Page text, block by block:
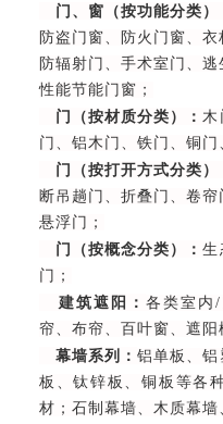
门、窗（按功能分类）
防盗门窗、防火门窗、衣
防辐射门、手术室门、
性能节能门窗；
门（按材质分类）： 木
门、铝木门、铁门、铜门
门（按打开方式分类）
断吊趟门、折叠门、卷帘
悬浮门；
门（按概念分类）：生
门；
建筑遮阳：各类室内
帘、布帘、百叶窗、遮阳
幕墙系列：铝单板、铝
板、钛锌板、铜板等各
材；石制幕墙、木质幕墙